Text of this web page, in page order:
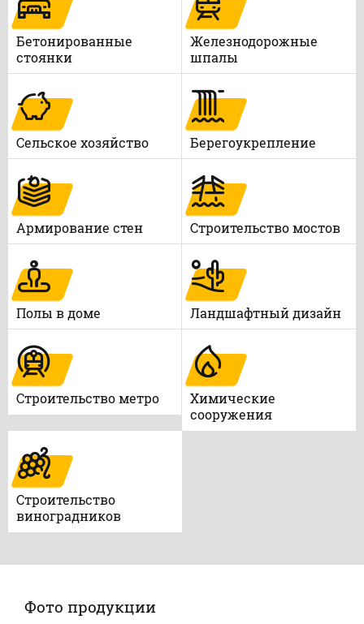
Бетонированные
стоянки
Железнодорожные
шпалы
Сельское хозяйство Берегоукрепление
Армирование стен Строительство мостов
Полы в доме Ландшафтный дизайн
Строительство метро
Химические
сооружения
Строительство
виноградников
Фото продукции